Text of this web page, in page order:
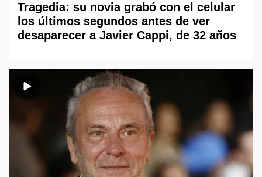
Tragedia: su novia grabó con el celular
los últimos segundos antes de ver
desaparecer a Javier Cappi, de 32 años